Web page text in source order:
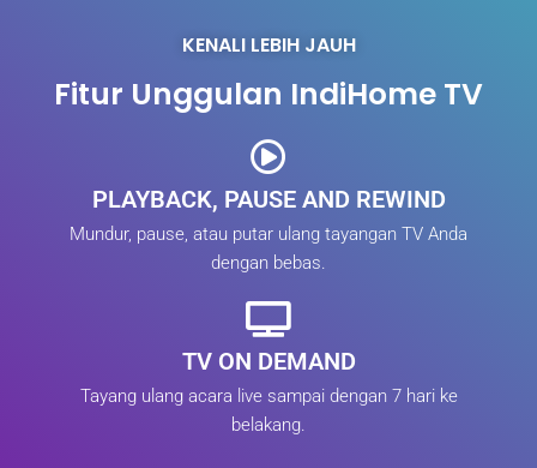
KENALI LEBIH JAUH
Fitur Unggulan IndiHome TV
PLAYBACK, PAUSE AND REWIND
Mundur, pause, atau putar ulang tayangan TV Anda
dengan bebas.
TV ON DEMAND
Tayang ulang acara live sampai dengan 7 hari ke
belakang.